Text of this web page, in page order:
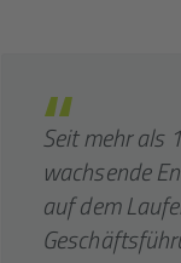
Seit mehr als
wachsende
auf dem